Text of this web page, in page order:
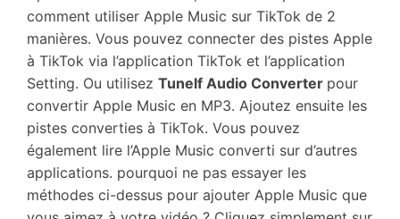
comment utiliser Apple Music sur TikTok de 2
manières. Vous pouvez connecter des pistes Apple
à TikTok via l’application TikTok et l’application
Setting. Ou utilisez Tunelf Audio Converter pour
convertir Apple Music en MP3. Ajoutez ensuite les
pistes converties à TikTok. Vous pouvez
également lire l’Apple Music converti sur d’autres
applications. pourquoi ne pas essayer les
méthodes ci-dessus pour ajouter Apple Music que